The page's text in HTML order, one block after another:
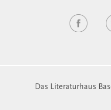
Das Literaturhaus